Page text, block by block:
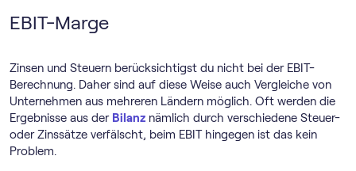
EBIT-Marge
Zinsen und Steuern berücksichtigst du nicht bei der EBIT-
Berechnung. Daher sind auf diese Weise auch Vergleiche von
Unternehmen aus mehreren Ländern möglich. Oft werden die
Ergebnisse aus der Bilanz nämlich durch verschiedene Steuer-
oder Zinssätze verfälscht, beim EBIT hingegen ist das kein
Problem.